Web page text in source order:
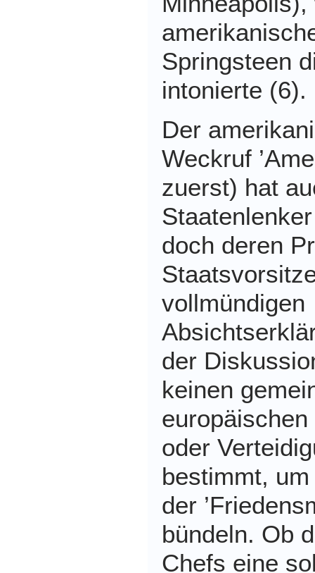
Springsteen
intonierte (6).
Der
Weckruf
zuerst) hat
doch deren
vollmündigen
der
keinen
oder
bestimmt,
der
bündeln. Ob
Chefs eine